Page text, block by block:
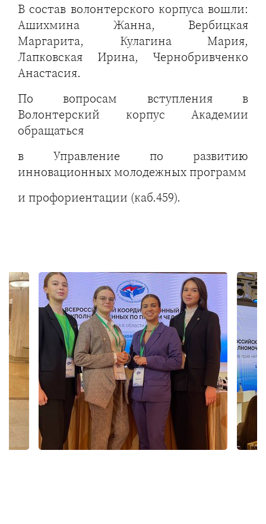
В состав волонтерского корпуса вошли:
Ашихмина Жанна, Вербицкая
Маргарита, Кулагина Мария,
Лапковская Ирина, Чернобривченко
Анастасия.
По вопросам вступления в
Волонтерский корпус Академии
обращаться
в Управление по развитию
инновационных молодежных программ
и профориентации (каб.459).